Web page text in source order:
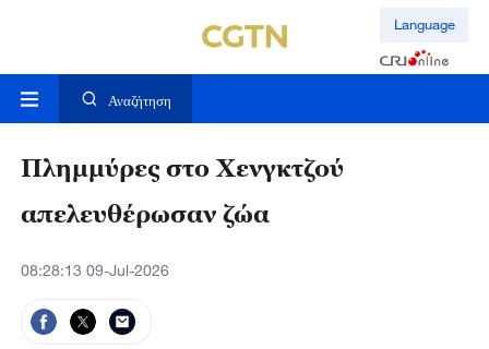
Language
Αναζήτηση
Πλημμύρες στο Χενγκτζού
απελευθέρωσαν ζώα
08:28:13 09-Jul-2026